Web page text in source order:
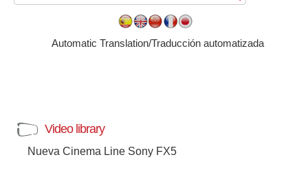
Automatic Translation/Traducción automatizada
Video library
Nueva Cinema Line Sony FX5